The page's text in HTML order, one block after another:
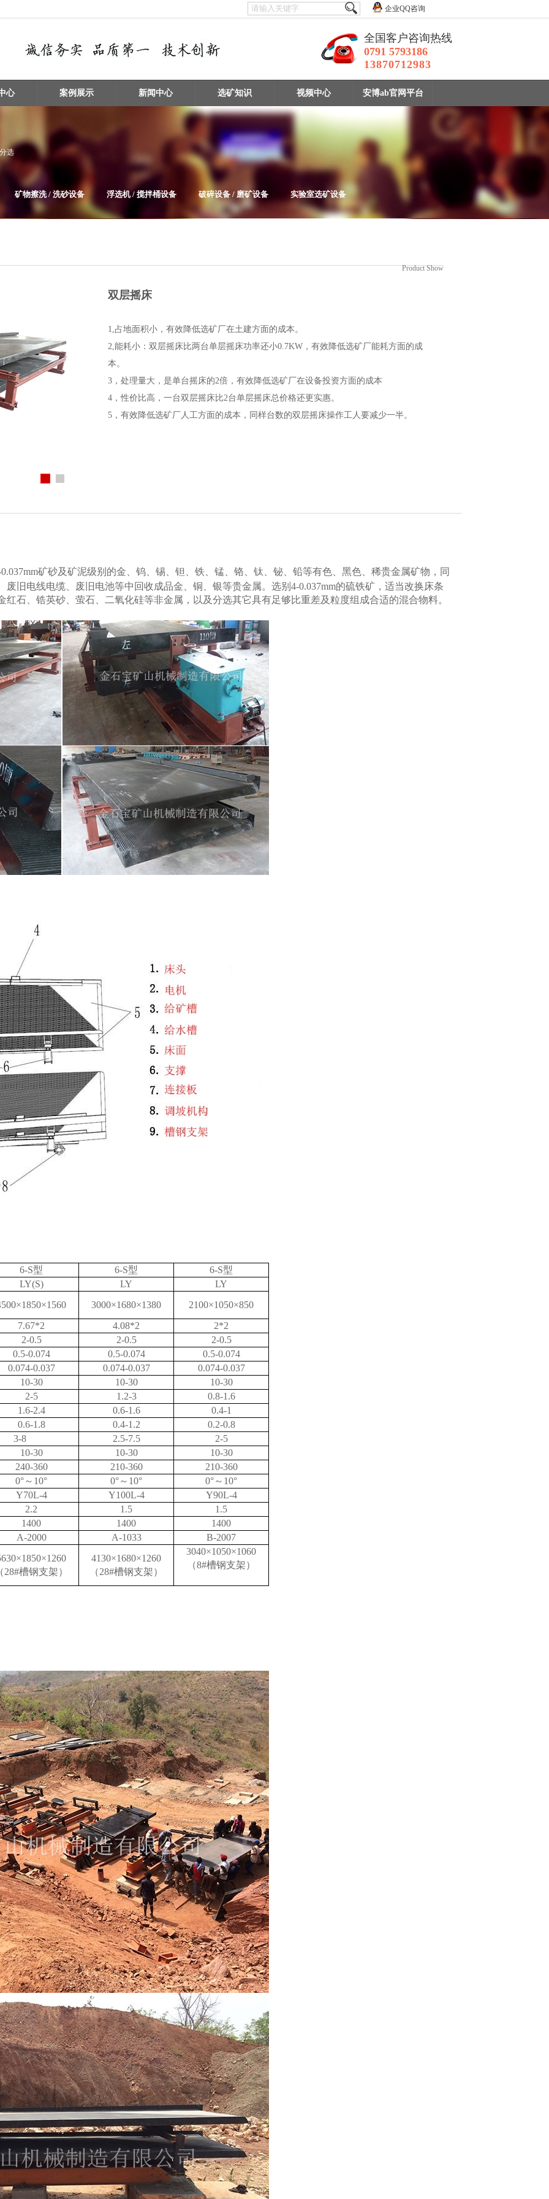
企业QQ咨询
全国客户咨询热线
0791 5793186
13870712983
心 案例展示 新闻中心 选矿知识 视频中心 安博ab官网平台
选
矿物擦洗 / 洗砂设备 浮选机 / 搅拌桶设备 破碎设备 / 磨矿设备 实验室选矿设备
Product Show
双层摇床
1,占地面积小，有效降低选矿厂在土建方面的成本。
2,能耗小：双层摇床比两台单层摇床功率还小0.7KW，有效降低选矿厂能耗方面的成
本。
3，处理量大，是单台摇床的2倍，有效降低选矿厂在设备投资方面的成本
4，性价比高，一台双层摇床比2台单层摇床总价格还更实惠。
5，有效降低选矿厂人工方面的成本，同样台数的双层摇床操作工人要减少一半。
0.037mm矿砂及矿泥级别的金、钨、锡、钽、铁、锰、铬、钛、铋、铅等有色、黑色、稀贵金属矿物，同
旧电线电缆、废旧电池等中回收成品金、铜、银等贵金属。选别4-0.037mm的硫铁矿，适当改换床条
石、锆英砂、萤石、二氧化硅等非金属，以及分选其它具有足够比重差及粒度组成合适的混合物料。
6-S型 6-S型
6-S型
LY(S)
LY
LY
3000×1680×1380
2100×1050×850
7.67*2
4.08*2
2*2
2-0.5
2-0.5
2-0.5
0.5-0.074
0.5-0.074
0.5-0.074
0.074-0.037
0.074-0.037
0.074-0.037
10-30
10-30
10-30
2-5
1.2-3
0.8-1.6
1.6-2.4
0.6-1.6
0.4-1
0.6-1.8
0.4-1.2
0.2-0.8
3-8
2.5-7.5
2-5
10-30
10-30
10-30
240-360 210-360
210-360
0°～10°
0°～10°
0°～10°
Y70L-4
Y100L-4
Y90L-4
2.2
1.5
1.5
1400
1400
1400
A-2000
A-1033
B-2007
28#槽钢支架）
4130×1680×1260
（28#槽钢支架）
3040×1050×1060
（8#槽钢支架）